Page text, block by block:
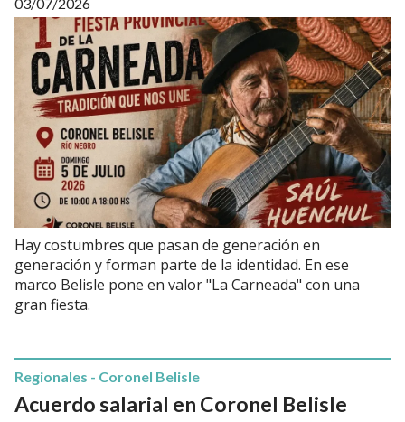
Hay costumbres que pasan de generación en
generación y forman parte de la identidad. En ese
marco Belisle pone en valor "La Carneada" con una
gran fiesta.
Acuerdo salarial en Coronel Belisle
Regionales - Coronel Belisle